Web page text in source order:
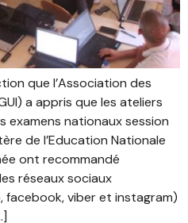
que l’Association des
a appris que les ateliers
examens nationaux session
de l’Education Nationale
ont recommandé
réseaux sociaux
facebook, viber et instagram)